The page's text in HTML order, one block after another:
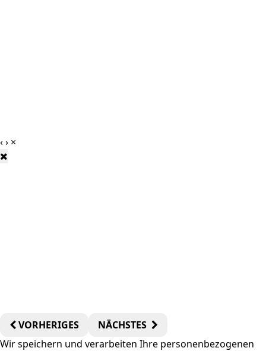
‹› ×
VORHERIGES
NÄCHSTES
Wir speichern und verarbeiten Ihre personenbezogenen